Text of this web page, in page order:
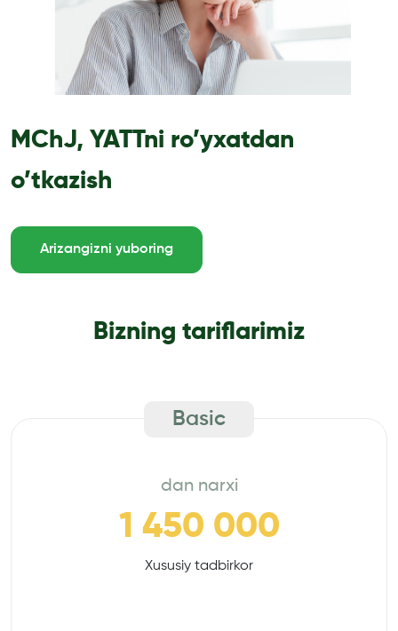
MChJ, YATTni ro’yxatdan
o’tkazish
Arizangizni yuboring
Bizning tariflarimiz
Basic
dan narxi
1 450 000
Xususiy tadbirkor